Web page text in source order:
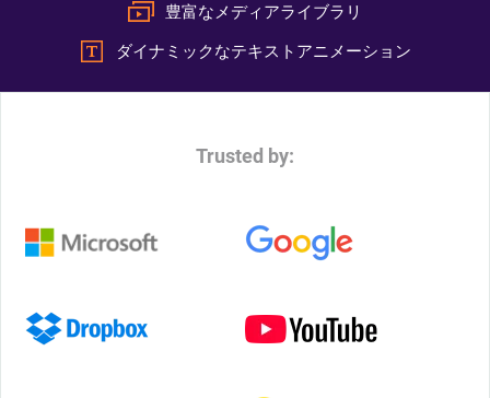
豊富なメディアライブラリ
ダイナミックなテキストアニメーション
Trusted by: